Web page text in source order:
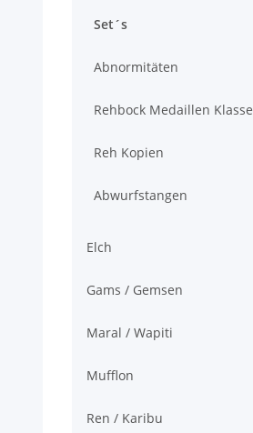
Set´s
Abnormitäten
Rehbock Medaillen Klasse
Reh Kopien
Abwurfstangen
Elch
Gams / Gemsen
Maral / Wapiti
Mufflon
Ren / Karibu